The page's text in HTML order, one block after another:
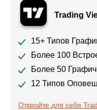
Trading
15+ Типов
Более 100
Более 50
12 Типов
Откройте для себя